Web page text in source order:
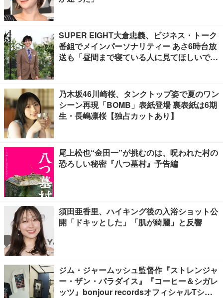
SUPER EIGHT大倉忠義、ビジネス・トーク
番組でメインパーソナリティー あさ6時台放
送も「昼間まで寝ている人に見てほしいで
乃木坂46川崎桜、タンクトップ姿で夏のワン
シーン再現「BOMB」表紙登場 裏表紙は6期
生・長嶋凛桜【独占カットあり】
尾上松也“金田一”が挑むのは、呪われた村の
恐ろしい秘密『八つ墓村』予告編
須田亜香里、ハイキング後の入浴ショット公
開「ドキッとした」「肌が綺麗」と反響
ジム・ジャームッシュ監督作『ストレンジャ
ー・ザン・パラダイス』『コーヒー＆シガレ
ッツ』bonjour recordsオフィシャルTシャ